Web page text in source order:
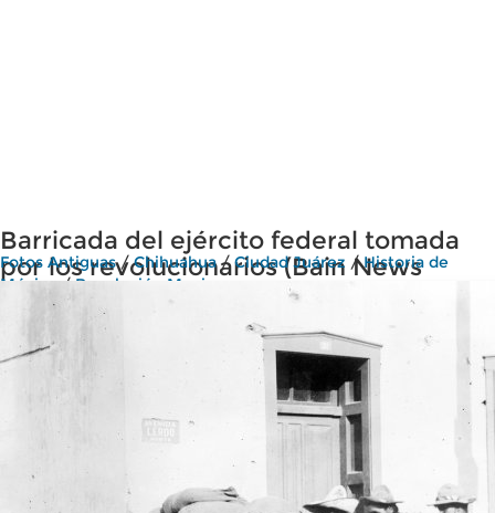
Barricada del ejército federal tomada
por los revolucionarios (Bain News
Service, c. 1911)
Fotos Antiguas/Chihuahua/Ciudad Juárez /Historia de
México/Revolución Mexicana